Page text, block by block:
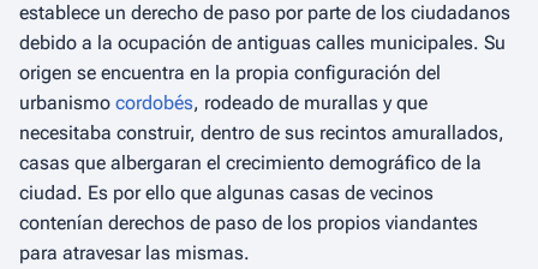
establece un derecho de paso por parte de los ciudadanos
debido a la ocupación de antiguas calles municipales. Su
origen se encuentra en la propia configuración del
urbanismo cordobés, rodeado de murallas y que
necesitaba construir, dentro de sus recintos amurallados,
casas que albergaran el crecimiento demográfico de la
ciudad. Es por ello que algunas casas de vecinos
contenían derechos de paso de los propios viandantes
para atravesar las mismas.